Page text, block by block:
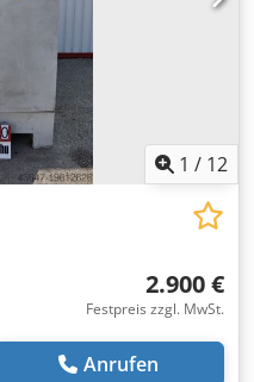
1 / 12
2.900 €
Festpreis zzgl. MwSt.
Anrufen